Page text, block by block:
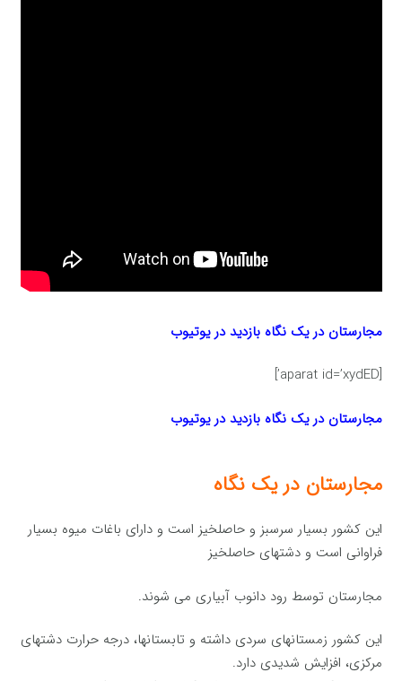
مجارستان در یک نگاه بازدید در یوتیوب
[aparat id=’xydED’]
مجارستان در یک نگاه بازدید در یوتیوب
مجارستان در یک نگاه
این کشور بسیار سرسبز و حاصلخیز است و دارای باغات میوه بسیار
فراوانی است و دشتهای حاصلخیز
مجارستان توسط رود دانوب آبیاری می شوند.
این كشور زمستانهای سردی داشته و تابستانها، درجه حرارت دشتهای
مركزی، افزایش شدیدی دارد.